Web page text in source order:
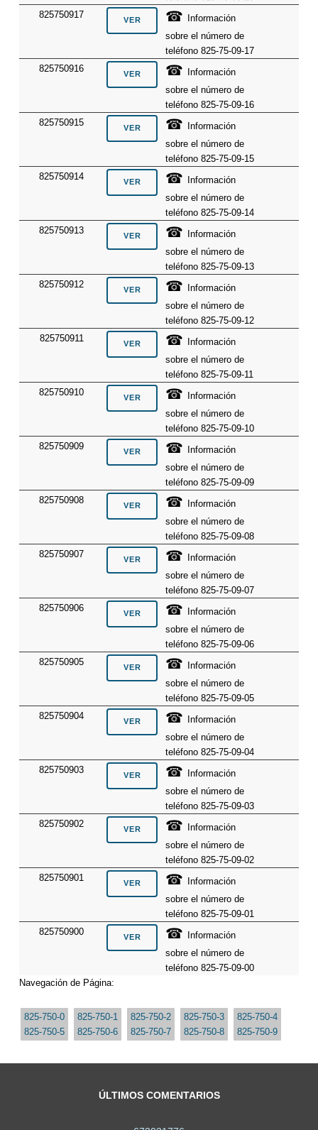
825750917
☎
Información
sobre el número de
teléfono 825-75-09-17
825750916
☎
Información
sobre el número de
teléfono 825-75-09-16
825750915
☎
Información
sobre el número de
teléfono 825-75-09-15
825750914
☎
Información
sobre el número de
teléfono 825-75-09-14
825750913
☎
Información
sobre el número de
teléfono 825-75-09-13
825750912
☎
Información
sobre el número de
teléfono 825-75-09-12
825750911
☎
Información
sobre el número de
teléfono 825-75-09-11
825750910
☎
Información
sobre el número de
teléfono 825-75-09-10
825750909
☎
Información
sobre el número de
teléfono 825-75-09-09
825750908
☎
Información
sobre el número de
teléfono 825-75-09-08
825750907
☎
Información
sobre el número de
teléfono 825-75-09-07
825750906
☎
Información
sobre el número de
teléfono 825-75-09-06
825750905
☎
Información
sobre el número de
teléfono 825-75-09-05
825750904
☎
Información
sobre el número de
teléfono 825-75-09-04
825750903
☎
Información
sobre el número de
teléfono 825-75-09-03
825750902
☎
Información
sobre el número de
teléfono 825-75-09-02
825750901
☎
Información
sobre el número de
teléfono 825-75-09-01
825750900
☎
Información
sobre el número de
teléfono 825-75-09-00
Navegación de Página:
825-750-0 825-750-1 825-750-2 825-750-3
825-750-4
825-750-5
825-750-6 825-750-7 825-750-8 825-750-9
ÚLTIMOS COMENTARIOS